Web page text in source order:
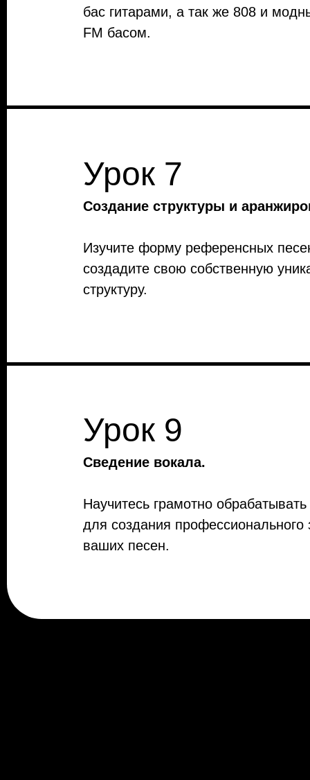
Сведение вокала.
Научитесь грамотно обрабатывать
для создания профессионального
ваших песен.
Урок 9
Урок 7
Создание структуры и
Изучите форму референсных
создадите свою собственную
структуру.
бас гитарами, а так же 808 и
FM басом.